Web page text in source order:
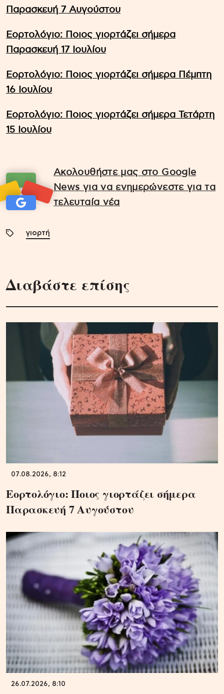
Παρασκευή 7 Αυγούστου
Εορτολόγιο: Ποιος γιορτάζει σήμερα
Παρασκευή 17 Ιουλίου
Εορτολόγιο: Ποιος γιορτάζει σήμερα Πέμπτη
16 Ιουλίου
Εορτολόγιο: Ποιος γιορτάζει σήμερα Τετάρτη
15 Ιουλίου
Ακολουθήστε μας στο Google
News για να ενημερώνεστε για τα
τελευταία νέα
γιορτή
Διαβάστε επίσης
07.08.2026, 8:12
Εορτολόγιο: Ποιος γιορτάζει σήμερα
Παρασκευή 7 Αυγούστου
26.07.2026, 8:10